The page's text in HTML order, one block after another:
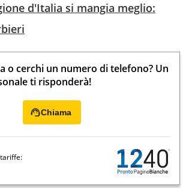
d'Italia si mangia meglio:
o cerchi un numero di telefono? Un
ti risponderà!
Chiama